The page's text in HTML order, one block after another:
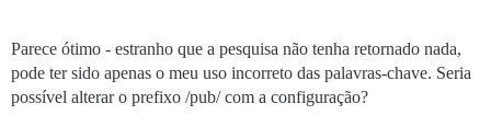
Parece ótimo - estranho que a pesquisa não tenha retornado nada,
pode ter sido apenas o meu uso incorreto das palavras-chave. Seria
possível alterar o prefixo /pub/ com a configuração?